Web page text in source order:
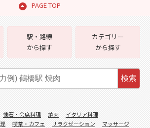
PAGE TOP
駅・路線
から探す
カテゴリー
から探す
検索
懐石・会席料理 焼肉
イタリア料理
喫茶・カフェ リラクゼーション
マッサージ